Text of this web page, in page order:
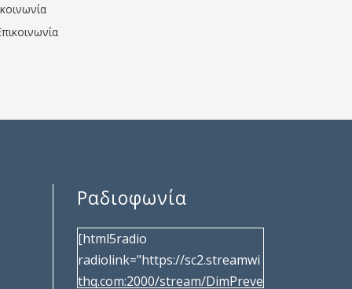
Ραδιοφωνία
[html5radio
radiolink="https://sc2.streamwi
thq.com:2000/stream/DimPreve